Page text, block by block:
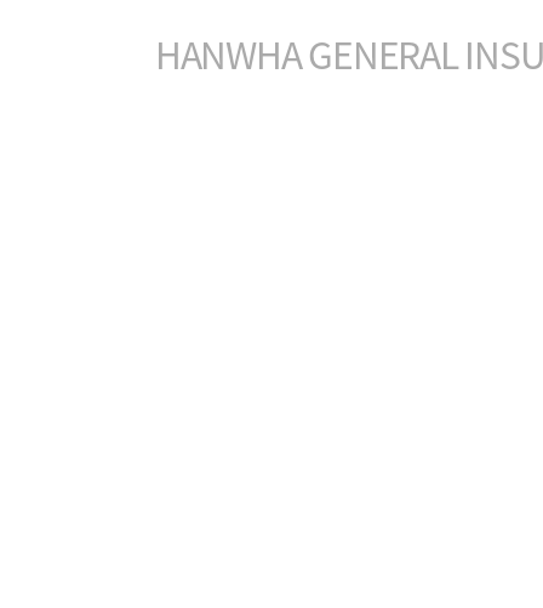
HANWHA GENERAL